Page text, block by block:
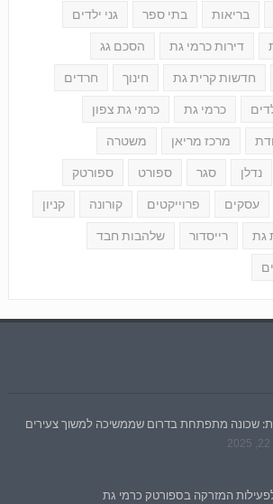
בריאות בתי ספר גני ילדים
דירות כרמי גת הסכם גג
חדשות קרית גת חינוך חרדים
כרמי גת כרמי גת צפון
מרכז מריאן משטרה
נדלן סגר ספורט ספורטק
עסקים פרוייקטים קורונה קניון
גת רייסדור שלהבות חבד
שכונה מתפתחת בדרום שממשיכה למשוך צעירים
המזרקה בספורטק כרמי גת